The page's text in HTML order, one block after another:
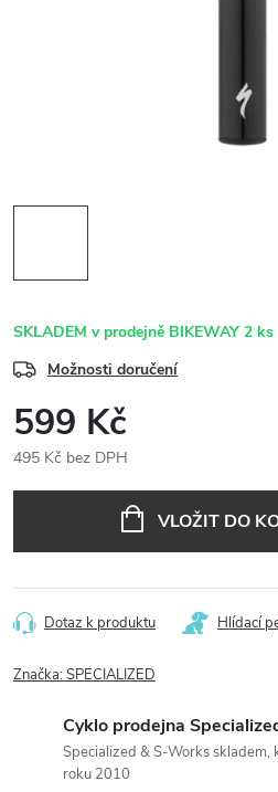
SKLADEM v prodejně BIKEWAY 2 ks
Možnosti doručení
599 Kč
495 Kč bez DPH
VLOŽIT DO
Dotaz k produktu Hlídací
Značka:SPECIALIZED
Cyklo prodejna
Specialized & S-Works skladem,
roku 2010